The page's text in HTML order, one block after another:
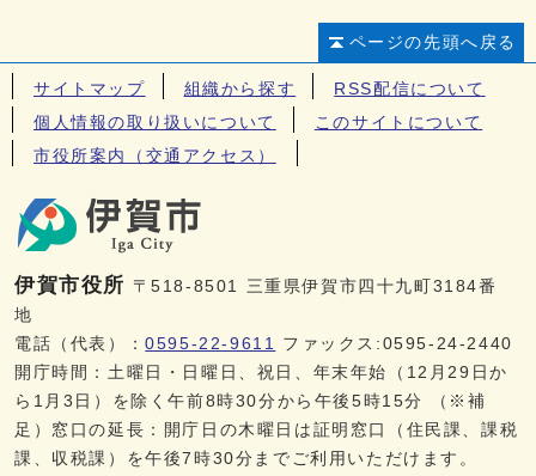
ページの先頭へ戻る
サイトマップ 組織から探す
RSS配信について
個人情報の取り扱いについて
このサイトについて
市役所案内（交通アクセス）
伊賀市役所 〒518-8501 三重県伊賀市四十九町3184番
地
電話（代表）：0595-22-9611 ファックス:0595-24-2440
開庁時間：土曜日・日曜日、祝日、年末年始（12月29日か
ら1月3日）を除く午前8時30分から午後5時15分 （※補
足）窓口の延長：開庁日の木曜日は証明窓口（住民課、課税
課、収税課）を午後7時30分までご利用いただけます。